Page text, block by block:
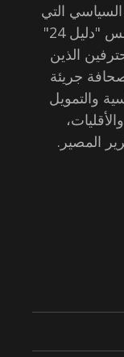
التي
تواجهها وسائل الإعلام التقليدية. تأسس "دليل 24"
الذين
جريئة
والتمويل
المصير.